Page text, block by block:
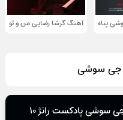
پناه آهنگ گرشا رضایی من و تو
جی سوشی
سوشی پادکست رانژ ۱۰